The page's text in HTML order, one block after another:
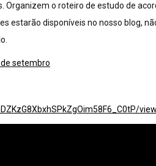
Organizem o roteiro de estudo de
estarão disponíveis no nosso blog,
de setembro